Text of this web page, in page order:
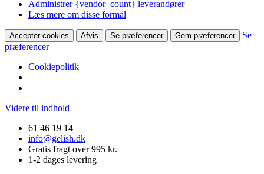
Administrer {vendor_count} leverandører
Læs mere om disse formål
Accepter cookies Afvis Se præferencer Gem præferencer
Se
præferencer
Cookiepolitik
Videre til indhold
61 46 19 14
info@gelish.dk
Gratis fragt over 995 kr.
1-2 dages levering